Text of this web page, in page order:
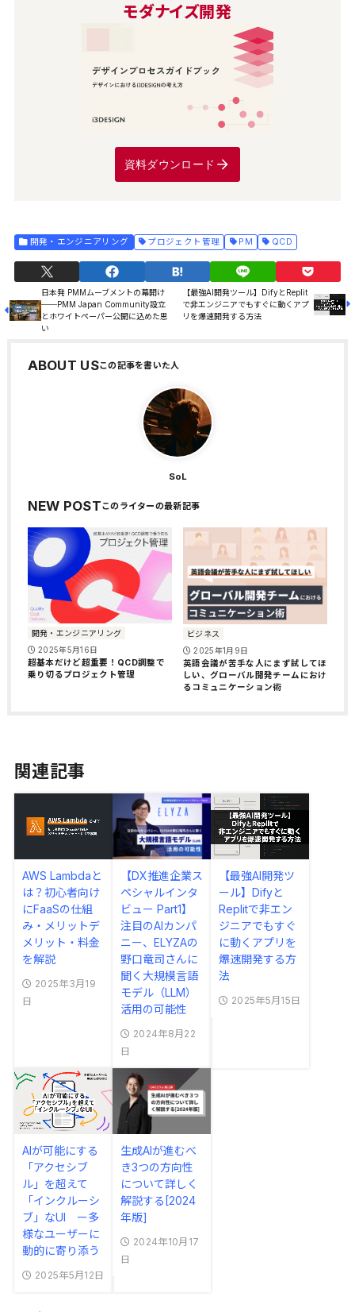
モダナイズ開発
資料ダウンロード
開発・エンジニアリング プロジェクト管理 PM QCD
日本発 PMMムーブメントの幕開け
──PMM Japan Community設立
とホワイトペーパー公開に込めた思
い
【最強AI開発ツール】DifyとReplit
で非エンジニアでもすぐに動くアプ
リを爆速開発する方法
ABOUT US
SoL
NEW POST
開発・エンジニアリング
2025年5月16日
超基本だけど超重要！QCD調整で
乗り切るプロジェクト管理
ビジネス
2025年1月9日
英語会議が苦手な人にまず試してほ
しい、グローバル開発チームにおけ
るコミュニケーション術
関連記事
AWS Lambdaと
は？初心者向け
にFaaSの仕組
み・メリットデ
メリット・料金
を解説
2025年3月19
日
【DX推進企業ス
ペシャルインタ
ビュー Part1】
注目のAIカンパ
ニー、ELYZAの
野口竜司さんに
聞く大規模言語
モデル（LLM）
活用の可能性
2024年8月22
日
【最強AI開発ツ
ール】Difyと
Replitで非エン
ジニアでもすぐ
に動くアプリを
爆速開発する方
法
2025年5月15日
AIが可能にする
「アクセシブ
ル」を超えて
「インクルーシ
ブ」なUI ー多
様なユーザーに
動的に寄り添う
2025年5月12日
生成AIが進むべ
き3つの方向性
について詳しく
解説する[2024
年版]
2024年10月17
日